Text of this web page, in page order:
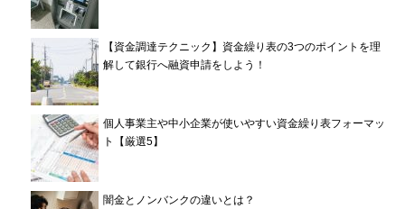
【資金調達テクニック】資金繰り表の3つのポイントを理
解して銀行へ融資申請をしよう！
個人事業主や中小企業が使いやすい資金繰り表フォーマッ
ト【厳選5】
闇金とノンバンクの違いとは？